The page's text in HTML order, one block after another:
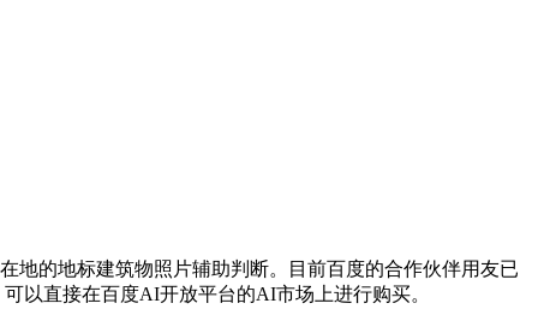
地的地标建筑物照片辅助判断。目前百度的合作伙伴用友已
以直接在百度AI开放平台的AI市场上进行购买。